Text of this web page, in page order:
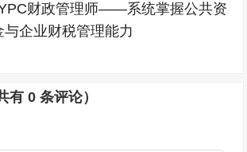
财政管理师——系统掌握公共资
与企业财税管理能力
有0 条评论）